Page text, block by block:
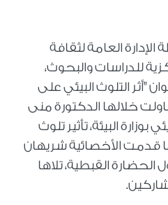
العامة لثقافة
للدراسات والبحوث،
"أثر التلوث البيئي على
خلالها الدكتورة منى
بوزارة البيئة، تأثير تلوث
قدمت الأخصائية شريهان
القبطية، تلاها